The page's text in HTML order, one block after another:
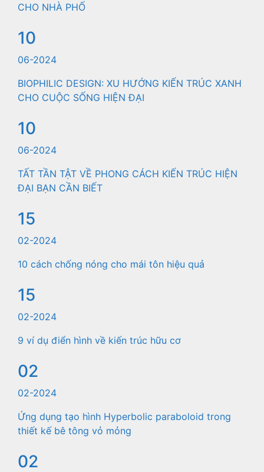
CHO NHÀ PHỐ
10
06-2024
BIOPHILIC DESIGN: XU HƯỚNG KIẾN TRÚC XANH
CHO CUỘC SỐNG HIỆN ĐẠI
10
06-2024
TẤT TẦN TẬT VỀ PHONG CÁCH KIẾN TRÚC HIỆN
ĐẠI BẠN CẦN BIẾT
15
02-2024
10 cách chống nóng cho mái tôn hiệu quả
15
02-2024
9 ví dụ điển hình về kiến trúc hữu cơ
02
02-2024
Ứng dụng tạo hình Hyperbolic paraboloid trong
thiết kế bê tông vỏ mỏng
02